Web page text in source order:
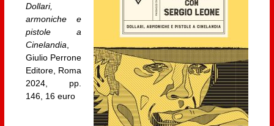
Dollari,
armoniche e
pistole a
Cinelandia
Giulio Perrone
Editore, Roma
2024, pp.
146, 16 euro